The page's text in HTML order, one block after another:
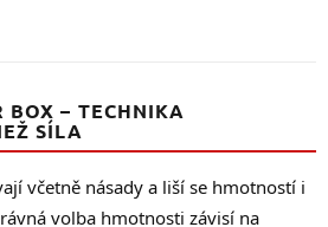
BOX – TECHNIKA
SÍLA
včetně násady a liší se hmotností i
volba hmotnosti závisí na